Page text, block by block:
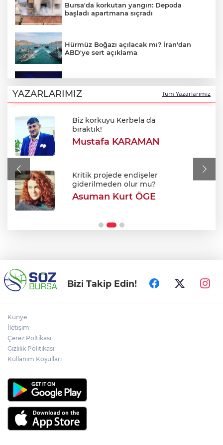
Bursa'da korkutan yangın: Depoda
başladı apartmana sıçradı
Hürmüz Boğazı açılacak mı? İran'dan
ABD'ye sert açıklama
heyecanı: Işıklar sönecek!
700. yıl coşkusu Keles'i sardı: Dev
şenlikte unutulmaz gün!
Bursa’da Sunroof’lu cami ilgi odağı oldu!
YAZARLARIMIZ Tüm Yazarlarımız
Biz korkuyu Kerbela da
bıraktık!
Mustafa KARAMAN
Kritik projede endişeler
giderilmeden olur mu?
Asuman Kurt ÖGE
Bizi Takip Edin!
Künye
İletişim
Çerez Poltikası
Gizlilik Politikası
Kullanım Koşulları